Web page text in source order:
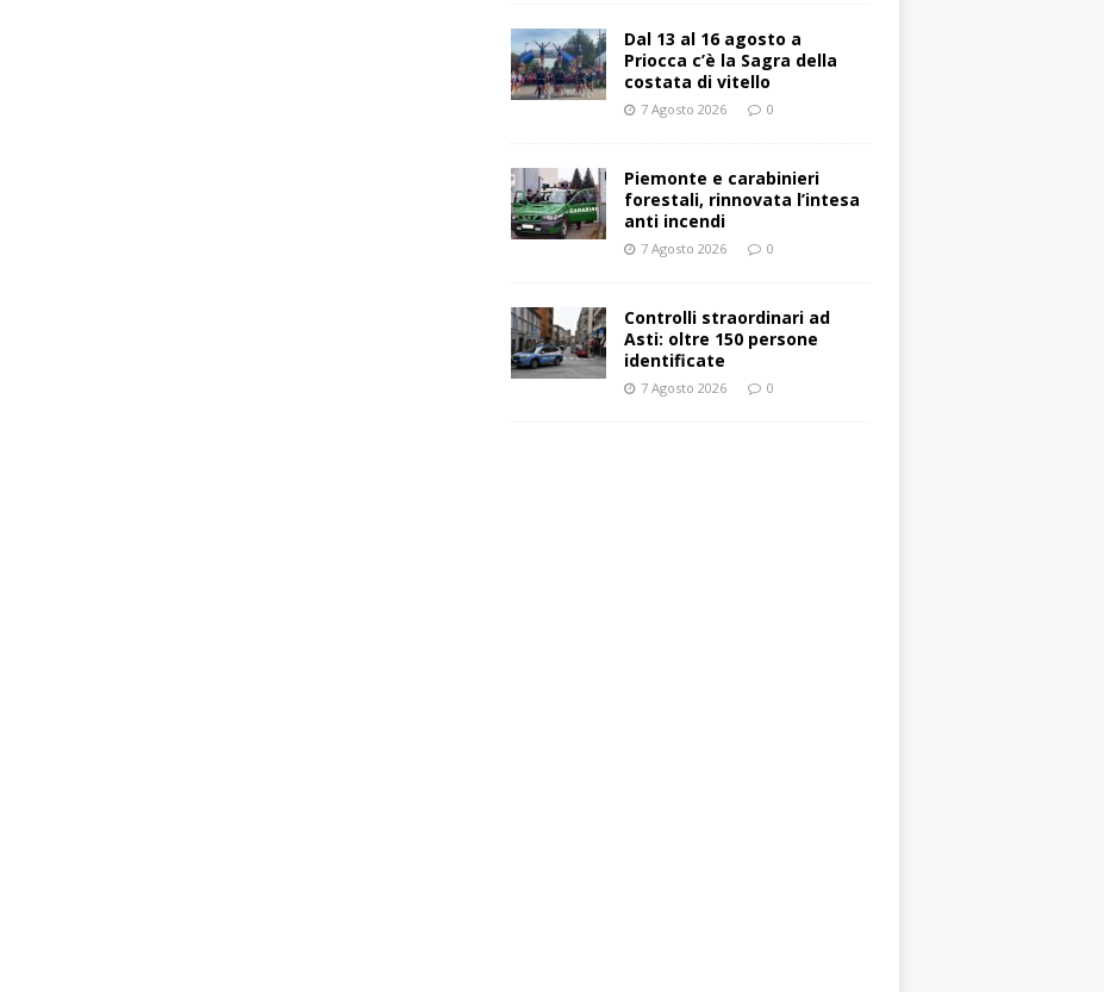
Dal 13 al 16 agosto a
Priocca c’è la Sagra della
costata di vitello
7 Agosto 2026 0
Piemonte e carabinieri
forestali, rinnovata l’intesa
anti incendi
7 Agosto 2026 0
Controlli straordinari ad
Asti: oltre 150 persone
identificate
7 Agosto 2026 0